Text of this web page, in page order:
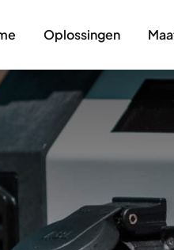
Oplossingen
weg- waterbouw
Boten en jachten
off-grid oplossingen